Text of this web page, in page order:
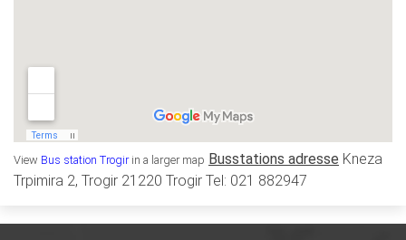
View Bus station Trogirin a larger map Busstations adresse Kneza
Trpimira 2, Trogir 21220 Trogir Tel: 021 882947